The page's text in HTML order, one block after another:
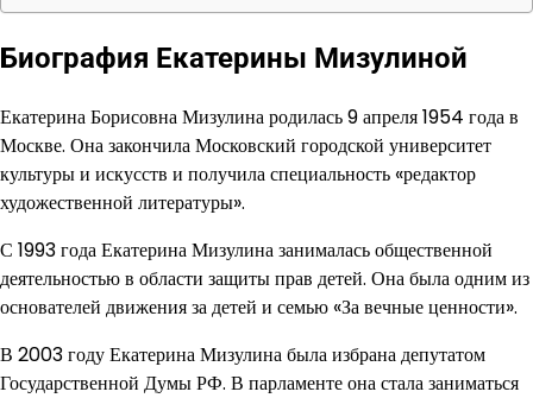
Биография Екатерины Мизулиной
Екатерина Борисовна Мизулина родилась 9 апреля 1954 года в
Москве. Она закончила Московский городской университет
культуры и искусств и получила специальность «редактор
художественной литературы».
С 1993 года Екатерина Мизулина занималась общественной
деятельностью в области защиты прав детей. Она была одним из
основателей движения за детей и семью «За вечные ценности».
В 2003 году Екатерина Мизулина была избрана депутатом
Государственной Думы РФ. В парламенте она стала заниматься